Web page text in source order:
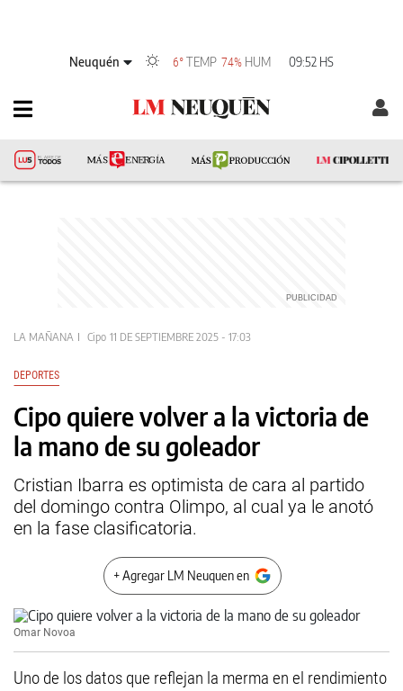
Neuquén 6°TEMP 74% HUM 09:52 HS
LA MAÑANA Cipo 11 DE SEPTIEMBRE 2025 - 17:03
DEPORTES
Cipo quiere volver a la victoria de
la mano de su goleador
Cristian Ibarra es optimista de cara al partido
del domingo contra Olimpo, al cual ya le anotó
en la fase clasificatoria.
+ Agregar LM Neuquen en
Omar Novoa
Uno de los datos que reflejan la merma en el rendimiento